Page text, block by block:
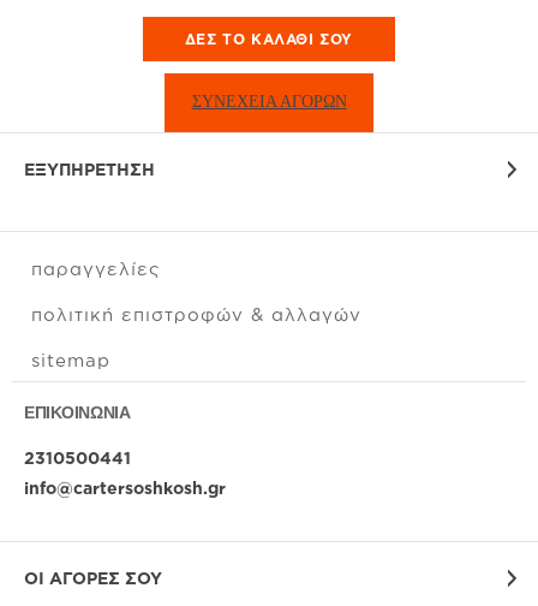
ΔΕΣ ΤΟ ΚΑΛΆΘΙ ΣΟΥ
ΣΥΝΕΧΕΙΑ ΑΓΟΡΩΝ
ΕΞΥΠΗΡΕΤΗΣΗ
παραγγελίες
πολιτική επιστροφών & αλλαγών
sitemap
ΕΠΙΚΟΙΝΩΝΙΑ
2310500441
info@cartersoshkosh.gr
ΟΙ ΑΓΟΡΕΣ ΣΟΥ